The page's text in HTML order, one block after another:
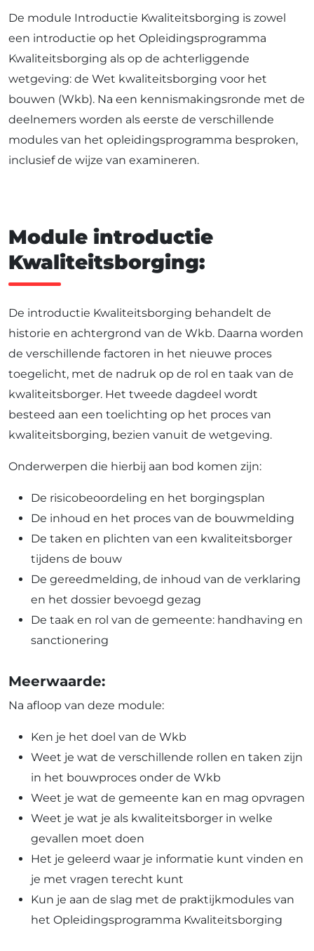
De module Introductie Kwaliteitsborging is zowel
een introductie op het Opleidingsprogramma
Kwaliteitsborging als op de achterliggende
wetgeving: de Wet kwaliteitsborging voor het
bouwen (Wkb). Na een kennismakingsronde met de
deelnemers worden als eerste de verschillende
modules van het opleidingsprogramma besproken,
inclusief de wijze van examineren.
Module introductie
Kwaliteitsborging:
De introductie Kwaliteitsborging behandelt de
historie en achtergrond van de Wkb. Daarna worden
de verschillende factoren in het nieuwe proces
toegelicht, met de nadruk op de rol en taak van de
kwaliteitsborger. Het tweede dagdeel wordt
besteed aan een toelichting op het proces van
kwaliteitsborging, bezien vanuit de wetgeving.
Onderwerpen die hierbij aan bod komen zijn:
De risicobeoordeling en het borgingsplan
De inhoud en het proces van de bouwmelding
De taken en plichten van een kwaliteitsborger
tijdens de bouw
De gereedmelding, de inhoud van de verklaring
en het dossier bevoegd gezag
De taak en rol van de gemeente: handhaving en
sanctionering
Meerwaarde:
Na afloop van deze module:
Ken je het doel van de Wkb
Weet je wat de verschillende rollen en taken zijn
in het bouwproces onder de Wkb
Weet je wat de gemeente kan en mag opvragen
Weet je wat je als kwaliteitsborger in welke
gevallen moet doen
Het je geleerd waar je informatie kunt vinden en
je met vragen terecht kunt
Kun je aan de slag met de praktijkmodules van
het Opleidingsprogramma Kwaliteitsborging